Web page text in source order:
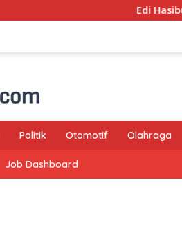
Edi Hasibuan
Politik Otomotif Olahraga
Job Dashboard